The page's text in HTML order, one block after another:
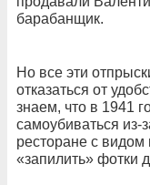
барабанщик.
Но все эти
отказаться от
знаем, что в 1941
самоубиваться из-
ресторане с
«запилить» фотки